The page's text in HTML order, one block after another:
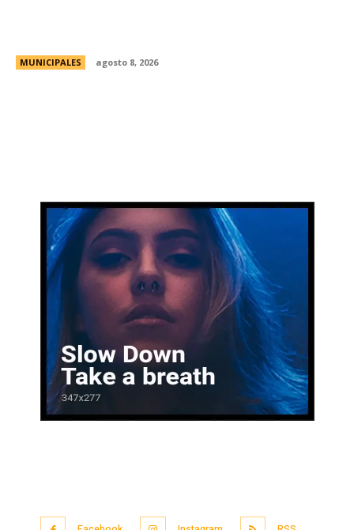
MUNICIPALES agosto 8, 2026